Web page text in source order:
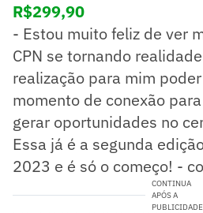
R$299,90
- Estou muito feliz de ver
CPN se tornando
realização para mim
momento de conexão
gerar oportunidades no
Essa já é a segunda
2023 e é só o começo! -
CONTINUA
APÓS A
PUBLICIDADE